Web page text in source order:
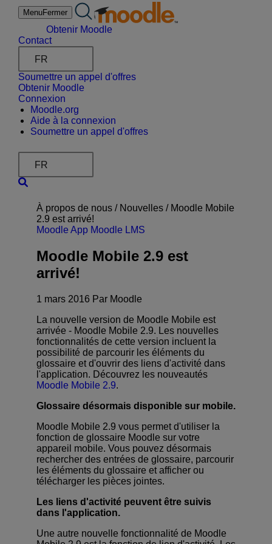
Aller
MenuFermer
Obtenir Moodle
Contact
FR
Soumettre un appel d'offres
Obtenir Moodle
Connexion
Moodle.org
Aide à la connexion
Soumettre un appel d'offres
FR
À propos de nous / Nouvelles / Moodle Mobile
2.9 est arrivé!
Moodle App Moodle LMS
Moodle Mobile 2.9 est
arrivé!
1 mars 2016 Par Moodle
La nouvelle version de Moodle Mobile est
arrivée - Moodle Mobile 2.9. Les nouvelles
fonctionnalités de cette version incluent la
possibilité de parcourir les éléments du
glossaire et d'ouvrir des liens d'activité dans
l'application. Découvrez les nouveautés
Moodle Mobile 2.9.
Glossaire désormais disponible sur mobile.
Moodle Mobile 2.9 vous permet d'utiliser la
fonction de glossaire Moodle sur votre
appareil mobile. Vous pouvez désormais
rechercher des entrées de glossaire, parcourir
les éléments du glossaire et afficher ou
télécharger les pièces jointes.
Les liens d'activité peuvent être suivis
dans l'application.
Une autre nouvelle fonctionnalité de Moodle